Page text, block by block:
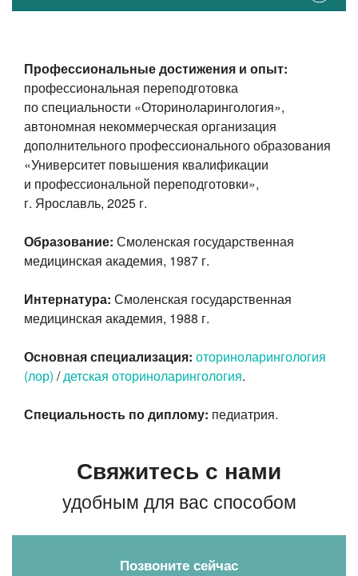
Профессиональные достижения и опыт:
профессиональная переподготовка
по специальности «Оториноларингология»,
автономная некоммерческая организация
дополнительного профессионального образования
«Университет повышения квалификации
и профессиональной переподготовки»,
г. Ярославль, 2025 г.
Образование: Смоленская государственная
медицинская академия, 1987 г.
Интернатура: Смоленская государственная
медицинская академия, 1988 г.
Основная специализация: оториноларингология
(лор) /детская оториноларингология.
Специальность по диплому: педиатрия.
Свяжитесь с нами
удобным для вас способом
Позвоните сейчас